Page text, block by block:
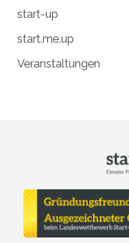
start-up
start.me.up
Veranstaltungen